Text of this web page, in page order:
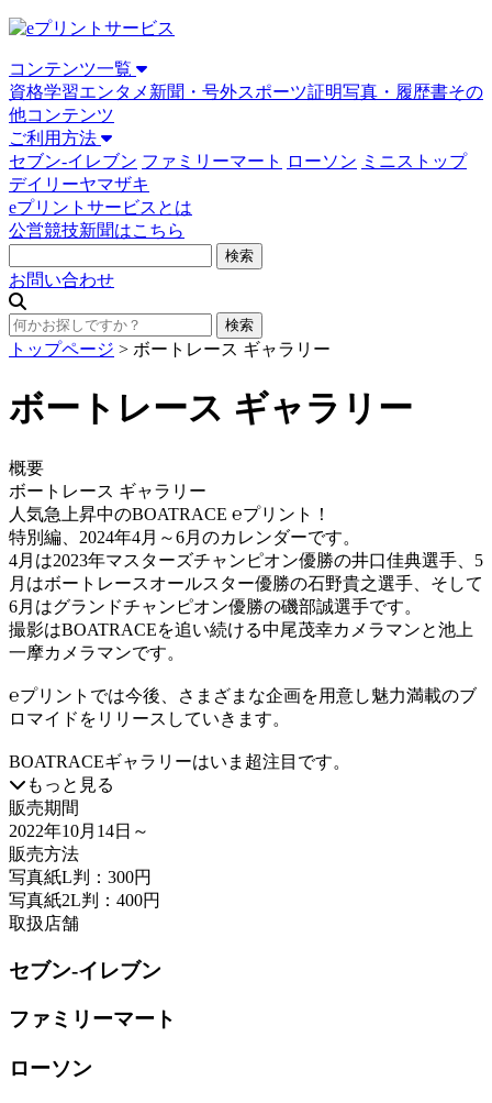
コンテンツ一覧
資格学習エンタメ 新聞・号外スポーツ証明写真・履歴書その
他コンテンツ
ご利用方法
セブン-イレブン ファミリーマート ローソン ミニストップ
デイリーヤマザキ
eプリントサービスとは
公営競技新聞はこちら
お問い合わせ
トップページ > ボートレース ギャラリー
ボートレース ギャラリー
概要
ボートレース ギャラリー
人気急上昇中のBOATRACE ℮プリント！
特別編、2024年4月～6月のカレンダーです。
4月は2023年マスターズチャンピオン優勝の井口佳典選手、5
月はボートレースオールスター優勝の石野貴之選手、そして
6月はグランドチャンピオン優勝の磯部誠選手です。
撮影はBOATRACEを追い続ける中尾茂幸カメラマンと池上
一摩カメラマンです。
℮プリントでは今後、さまざまな企画を用意し魅力満載のブ
ロマイドをリリースしていきます。
BOATRACEギャラリーはいま超注目です。
もっと見る
販売期間
2022年10月14日 ～
販売方法
写真紙L判：300円
写真紙2L判：400円
取扱店舗
セブン-イレブン
ファミリーマート
ローソン